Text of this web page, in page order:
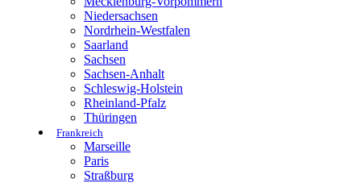
Niedersachsen
Nordrhein-Westfalen
Saarland
Sachsen
Sachsen-Anhalt
Schleswig-Holstein
Rheinland-Pfalz
Thüringen
Frankreich
Marseille
Paris
Straßburg